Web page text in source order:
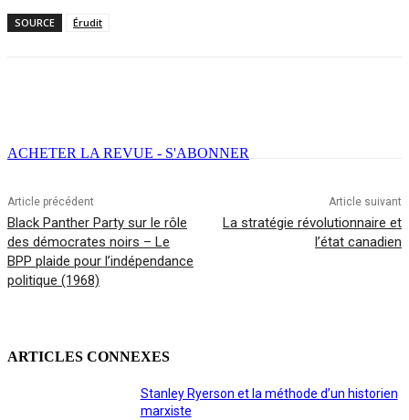
SOURCE Érudit
ACHETER LA REVUE - S'ABONNER
Article précédent
Black Panther Party sur le rôle
des démocrates noirs – Le
BPP plaide pour l’indépendance
politique (1968)
Article suivant
La stratégie révolutionnaire et
l’état canadien
ARTICLES CONNEXES
Stanley Ryerson et la méthode d’un historien
marxiste